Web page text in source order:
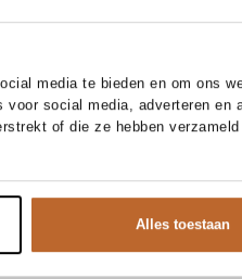
media te bieden en om ons
social media, adverteren en
of die ze hebben
Alles toestaan
Hobo mini leatherlook schouder-/